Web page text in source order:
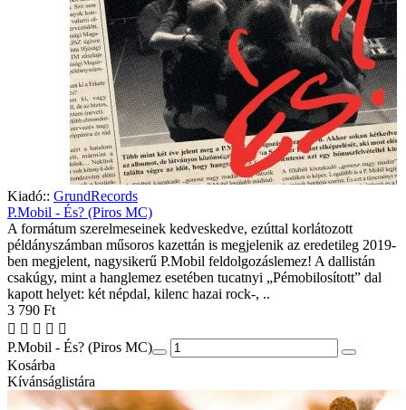
Kiadó:: GrundRecords
P.Mobil - És? (Piros MC)
A formátum szerelmeseinek kedveskedve, ezúttal korlátozott
példányszámban műsoros kazettán is megjelenik az eredetileg 2019-
ben megjelent, nagysikerű P.Mobil feldolgozáslemez! A dallistán
csakúgy, mint a hanglemez esetében tucatnyi „Pémobilosított” dal
kapott helyet: két népdal, kilenc hazai rock-, ..
3 790 Ft
P.Mobil - És? (Piros MC)
Kosárba
Kívánságlistára